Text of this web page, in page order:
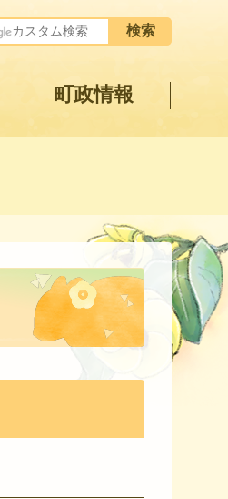
町政情報